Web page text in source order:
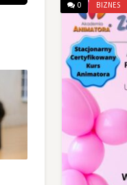
0 BIZNES